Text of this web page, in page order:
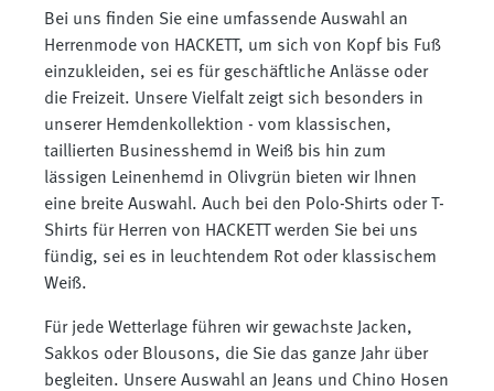
Bei uns finden Sie eine umfassende Auswahl an
Herrenmode von HACKETT, um sich von Kopf bis Fuß
einzukleiden, sei es für geschäftliche Anlässe oder
die Freizeit. Unsere Vielfalt zeigt sich besonders in
unserer Hemdenkollektion - vom klassischen,
taillierten Businesshemd in Weiß bis hin zum
lässigen Leinenhemd in Olivgrün bieten wir Ihnen
eine breite Auswahl. Auch bei den Polo-Shirts oder T-
Shirts für Herren von HACKETT werden Sie bei uns
fündig, sei es in leuchtendem Rot oder klassischem
Weiß.
Für jede Wetterlage führen wir gewachste Jacken,
Sakkos oder Blousons, die Sie das ganze Jahr über
begleiten. Unsere Auswahl an Jeans und Chino Hosen